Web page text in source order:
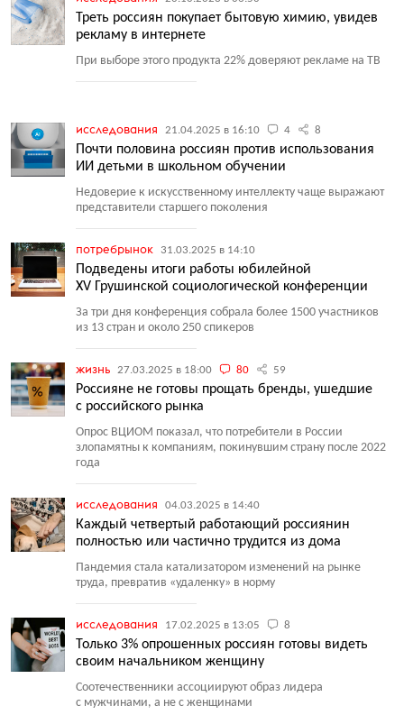
Треть россиян покупает бытовую химию, увидев
рекламу в интернете
При выборе этого продукта 22% доверяют рекламе на ТВ
исследования 21.04.2025 в 16:10 4 8
Почти половина россиян против использования
ИИ детьми в школьном обучении
Недоверие к искусственному интеллекту чаще выражают
представители старшего поколения
потребрынок 31.03.2025 в 14:10
Подведены итоги работы юбилейной
XV Грушинской социологической конференции
За три дня конференция собрала более 1500 участников
из 13 стран и около 250 спикеров
жизнь 27.03.2025 в 18:00 80 59
Россияне не готовы прощать бренды, ушедшие
с российского рынка
Опрос ВЦИОМ показал, что потребители в России
злопамятны к компаниям, покинувшим страну после 2022
года
исследования 04.03.2025 в 14:40
Каждый четвертый работающий россиянин
полностью или частично трудится из дома
Пандемия стала катализатором изменений на рынке
труда, превратив «удаленку» в норму
исследования 17.02.2025 в 13:05 8
Только 3% опрошенных россиян готовы видеть
своим начальником женщину
Соотечественники ассоциируют образ лидера
с мужчинами, а не с женщинами